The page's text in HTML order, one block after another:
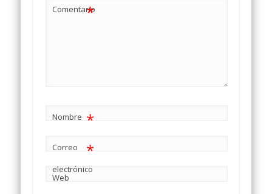
Comentario
*
Nombre *
Correo
electrónico
*
Web